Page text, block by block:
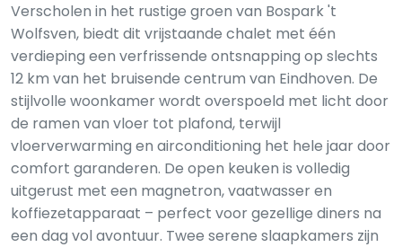
Verscholen in het rustige groen van Bospark 't
Wolfsven, biedt dit vrijstaande chalet met één
verdieping een verfrissende ontsnapping op slechts
12 km van het bruisende centrum van Eindhoven. De
stijlvolle woonkamer wordt overspoeld met licht door
de ramen van vloer tot plafond, terwijl
vloerverwarming en airconditioning het hele jaar door
comfort garanderen. De open keuken is volledig
uitgerust met een magnetron, vaatwasser en
koffiezetapparaat – perfect voor gezellige diners na
een dag vol avontuur. Twee serene slaapkamers zijn